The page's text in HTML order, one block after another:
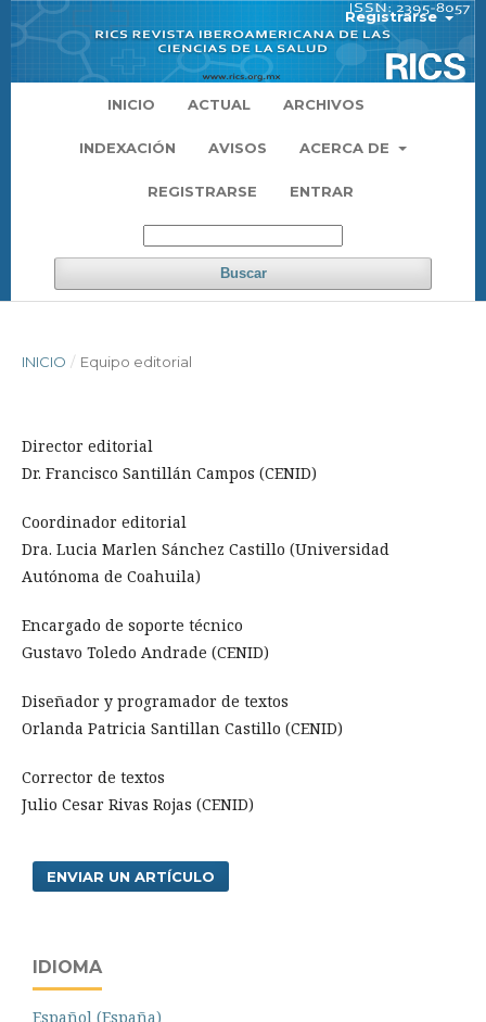
INICIO ACTUAL ARCHIVOS
INDEXACIÓN AVISOS ACERCA DE
REGISTRARSE ENTRAR
Buscar
Registrarse
INICIO / Equipo editorial
Director editorial
Dr. Francisco Santillán Campos (CENID)
Coordinador editorial
Dra. Lucia Marlen Sánchez Castillo (Universidad
Autónoma de Coahuila)
Encargado de soporte técnico
Gustavo Toledo Andrade (CENID)
Diseñador y programador de textos
Orlanda Patricia Santillan Castillo (CENID)
Corrector de textos
Julio Cesar Rivas Rojas (CENID)
ENVIAR UN ARTÍCULO
IDIOMA
Español (España)